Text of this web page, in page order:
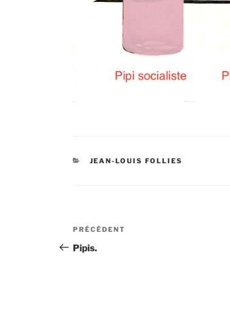
CATÉGORIES
JEAN-LOUIS FOLLIES
Navigation
de
Article
précédent
PRÉCÉDENT
Pipis.